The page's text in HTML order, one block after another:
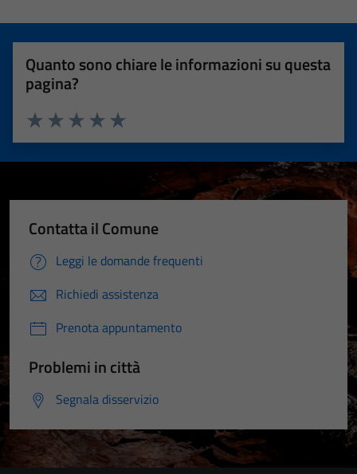
Quanto sono chiare le informazioni su questa
pagina?
Valuta 5 stelle su 5
Valuta 4 stelle su 5
Valuta 3 stelle su 5
Valuta 2 stelle su 5
Valuta 1 stelle su 5
Contatta il Comune
Leggi le domande frequenti
Richiedi assistenza
Prenota appuntamento
Problemi in città
Segnala disservizio